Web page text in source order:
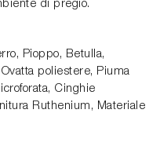
di pregio.
Pioppo, Betulla,
poliestere, Piuma
Cinghie
Ruthenium, Materiale